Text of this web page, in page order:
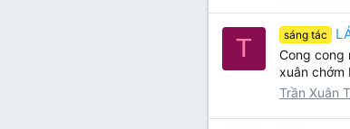
T sáng tác
Cong cong
xuân chớm
Trần Xuân